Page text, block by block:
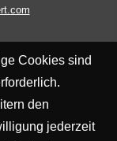
Cookies sind
den
jederzeit